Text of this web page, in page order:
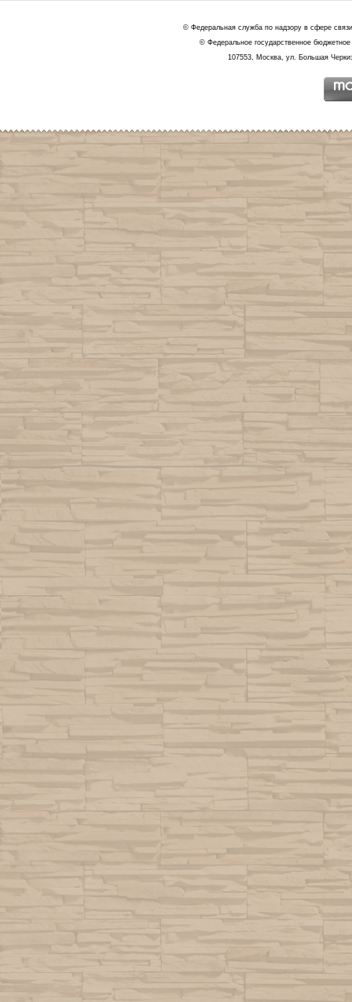
© Федеральная служба по надзору в сфере
© Федеральное государственное
107553, Москва, ул. Большая